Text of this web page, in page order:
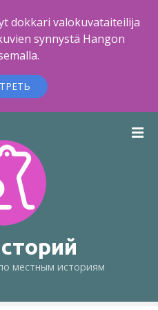
dokkari valokuvataiteilija
synnystä Hangon
местным историям